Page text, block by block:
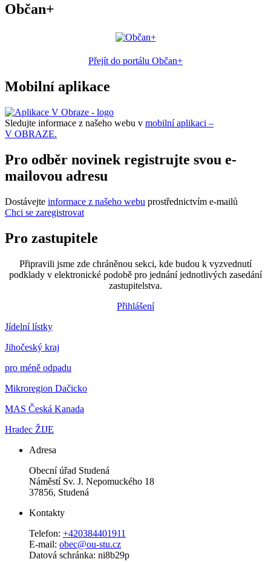
Občan+
Přejít do portálu Občan+
Mobilní aplikace
Sledujte informace z našeho webu v mobilní aplikaci –
V OBRAZE.
Pro odběr novinek registrujte svou e-
mailovou adresu
Dostávejte informace z našeho webu prostřednictvím e-mailů
Chci se zaregistrovat
Pro zastupitele
Připravili jsme zde chráněnou sekci, kde budou k vyzvednutí
podklady v elektronické podobě pro jednání jednotlivých zasedání
zastupitelstva.
Přihlášení
Jídelní lístky
Jihočeský kraj
pro méně odpadu
Mikroregion Dačicko
MAS Česká Kanada
Hradec ŽIJE
Adresa
Obecní úřad Studená
Náměstí Sv. J. Nepomuckého 18
37856, Studená
Kontakty
Telefon: +420384401911
E-mail: obec@ou-stu.cz
Datová schránka: ni8b29p